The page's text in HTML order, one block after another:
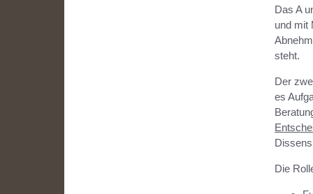
Das A
und mit
steht.
Der
es
Die